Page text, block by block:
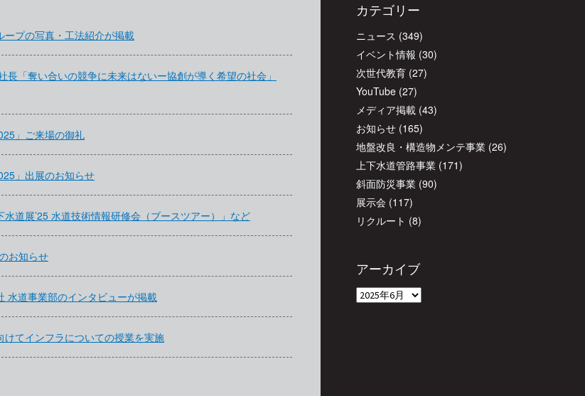
ープの写真・工法紹介が掲載
長「奪い合いの競争に未来はないー協創が導く希望の社会」
」ご来場の御礼
」出展のお知らせ
道展’25 水道技術情報研修会（ブースツアー）」など
お知らせ
水道事業部のインタビューが掲載
けてインフラについての授業を実施
カテゴリー
ニュース (349)
イベント情報 (30)
次世代教育 (27)
YouTube (27)
メディア掲載 (43)
お知らせ (165)
地盤改良・構造物メンテ事業 (26)
上下水道管路事業 (171)
斜面防災事業 (90)
展示会 (117)
リクルート (8)
アーカイブ
ア